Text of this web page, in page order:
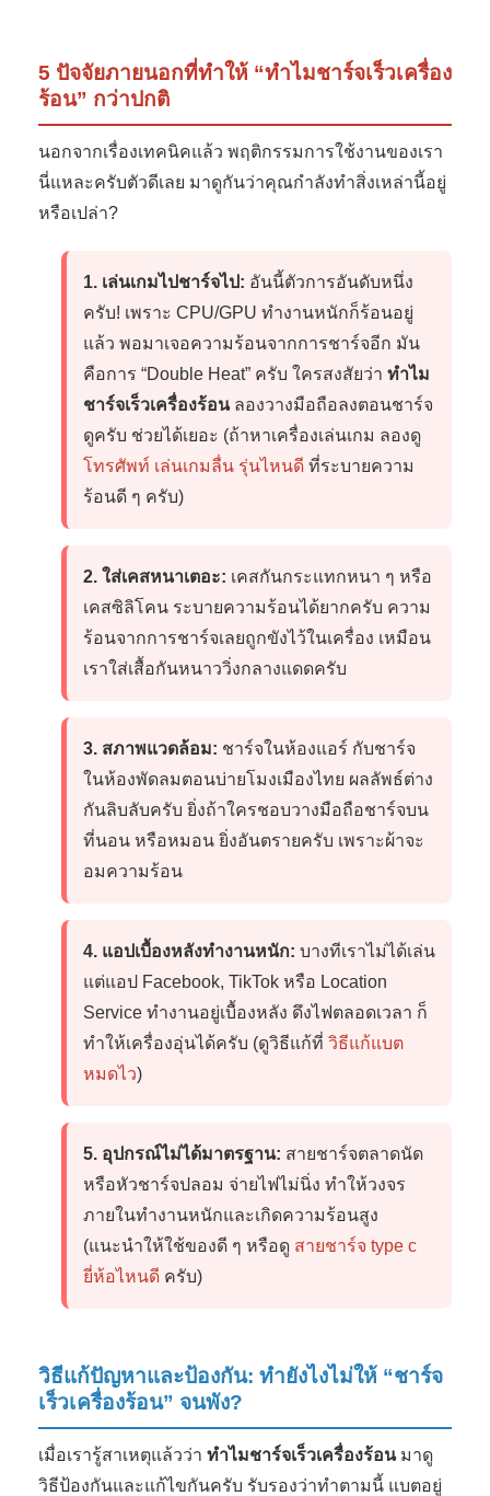
5 ปัจจัยภายนอกที่ทำให้ “ทำไมชาร์จเร็วเครื่อง
ร้อน” กว่าปกติ
นอกจากเรื่องเทคนิคแล้ว พฤติกรรมการใช้งานของเรา
นี่แหละครับตัวดีเลย มาดูกันว่าคุณกำลังทำสิ่งเหล่านี้อยู่
หรือเปล่า?
1. เล่นเกมไปชาร์จไป: อันนี้ตัวการอันดับหนึ่ง
ครับ! เพราะ CPU/GPU ทำงานหนักก็ร้อนอยู่
แล้ว พอมาเจอความร้อนจากการชาร์จอีก มัน
คือการ “Double Heat” ครับ ใครสงสัยว่า ทำไม
ชาร์จเร็วเครื่องร้อนลองวางมือถือลงตอนชาร์จ
ดูครับ ช่วยได้เยอะ (ถ้าหาเครื่องเล่นเกม ลองดู
โทรศัพท์ เล่นเกมลื่น รุ่นไหนดีที่ระบายความ
ร้อนดี ๆ ครับ)
2. ใส่เคสหนาเตอะ: เคสกันกระแทกหนา ๆ หรือ
เคสซิลิโคน ระบายความร้อนได้ยากครับ ความ
ร้อนจากการชาร์จเลยถูกขังไว้ในเครื่อง เหมือน
เราใส่เสื้อกันหนาววิ่งกลางแดดครับ
3. สภาพแวดล้อม: ชาร์จในห้องแอร์ กับชาร์จ
ในห้องพัดลมตอนบ่ายโมงเมืองไทย ผลลัพธ์ต่าง
กันลิบลับครับ ยิ่งถ้าใครชอบวางมือถือชาร์จบน
ที่นอน หรือหมอน ยิ่งอันตรายครับ เพราะผ้าจะ
อมความร้อน
4. แอปเบื้องหลังทำงานหนัก: บางทีเราไม่ได้เล่น
แต่แอป Facebook, TikTok หรือ Location
Service ทำงานอยู่เบื้องหลัง ดึงไฟตลอดเวลา ก็
ทำให้เครื่องอุ่นได้ครับ (ดูวิธีแก้ที่ วิธีแก้แบต
หมดไว)
5. อุปกรณ์ไม่ได้มาตรฐาน: สายชาร์จตลาดนัด
หรือหัวชาร์จปลอม จ่ายไฟไม่นิ่ง ทำให้วงจร
ภายในทำงานหนักและเกิดความร้อนสูง
(แนะนำให้ใช้ของดี ๆ หรือดู สายชาร์จ type c
ยี่ห้อไหนดีครับ)
วิธีแก้ปัญหาและป้องกัน: ทำยังไงไม่ให้ “ชาร์จ
เร็วเครื่องร้อน” จนพัง?
เมื่อเรารู้สาเหตุแล้วว่า ทำไมชาร์จเร็วเครื่องร้อนมาดู
วิธีป้องกันและแก้ไขกันครับ รับรองว่าทำตามนี้ แบตอยู่